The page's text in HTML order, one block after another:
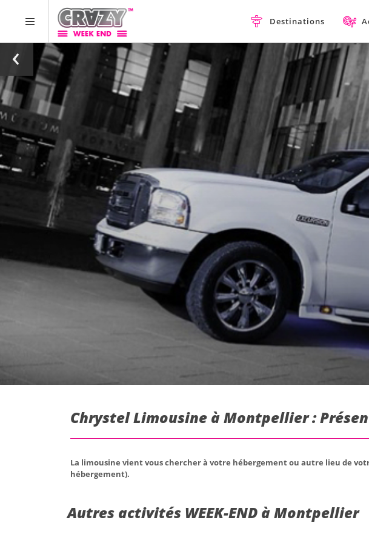
Destinations
Chrystel Limousine à Montpellier :
La limousine vient vous chercher à votre hébergement ou autre lieu de
hébergement).
Autres activités WEEK-END à Montpellier